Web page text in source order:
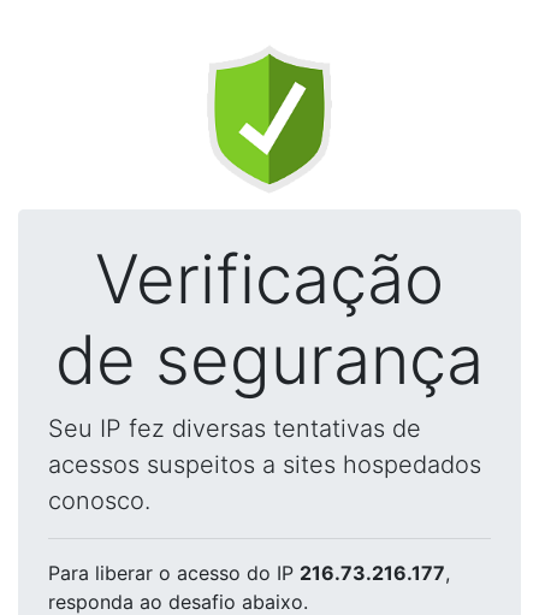
Verificação
de segurança
Seu IP fez diversas tentativas de
acessos suspeitos a sites hospedados
conosco.
Para liberar o acesso do IP 216.73.216.177,
responda ao desafio abaixo.